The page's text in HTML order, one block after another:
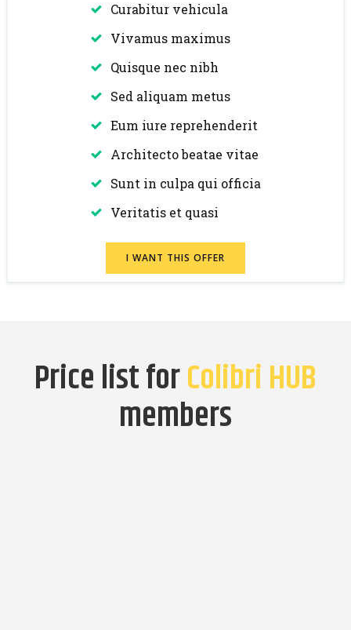
Curabitur vehicula
Vivamus maximus
Quisque nec nibh
Sed aliquam metus
Eum iure reprehenderit
Architecto beatae vitae
Sunt in culpa qui officia
Veritatis et quasi
I WANT THIS OFFER
Price list forColibri HUB
members